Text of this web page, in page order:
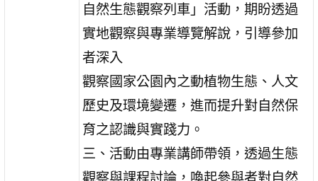
自然生態觀察列車」活動，期盼透過
實地觀察與專業導覽解說，引導參加
者深入
觀察國家公園內之動植物生態、人文
歷史及環境變遷，進而提升對自然保
育之認識與實踐力。
三、活動由專業講師帶領，透過生態